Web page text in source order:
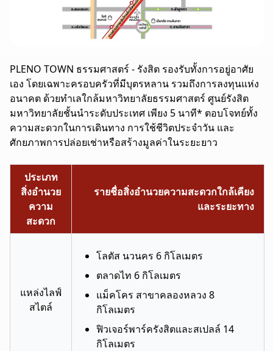
PLENO TOWN ธรรมศาสตร์ - รังสิต รองรับทั้งการอยู่อาศัย
เอง โดยเฉพาะครอบครัวที่มีบุตรหลาน รวมถึงการลงทุนแห่ง
อนาคต ด้วยทำเลใกล้มหาวิทยาลัยธรรมศาสตร์ ศูนย์รังสิต
มหาวิทยาลัยชั้นนำระดับประเทศ เพียง 5 นาที* ตอบโจทย์ทั้ง
ความสะดวกในการเดินทาง การใช้ชีวิตประจำวัน และ
ศักยภาพการปล่อยเช่าหรือสร้างมูลค่าในระยะยาว
ประเภท
สิ่งอำนวย
ความ
สะดวก
รายชื่อสิ่งอำนวยความสะดวกใกล้เคียง
และระยะทาง
แหล่งไลฟ์
สไตล์
โลตัส นวนคร 6 กิโลเมตร
ตลาดไท 6 กิโลเมตร
แม็คโคร สาขาคลองหลวง 8
กิโลเมตร
ฟิวเจอร์พาร์ครังสิตและสเปลล์ 14
กิโลเมตร